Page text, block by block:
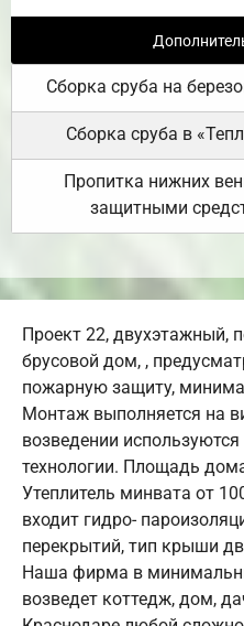
Сборка сруба на
Сборка сруба в
Пропитка нижних
защитными
Проект 22, двухэтажный,
брусовой дом, ,
пожарную защиту,
Монтаж выполняется на
возведении
технологии. Площадь
Утеплитель минвата от
входит гидро-
перекрытий, тип крыши
Наша фирма в
возведет коттедж, дом,